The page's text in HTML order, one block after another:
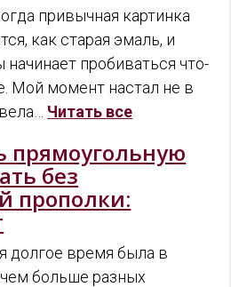
привычная картинка
как старая эмаль, и
пробиваться что-
Мой момент настал не в
Читать все
прямоугольную
без
прополки:
долгое время была в
больше разных